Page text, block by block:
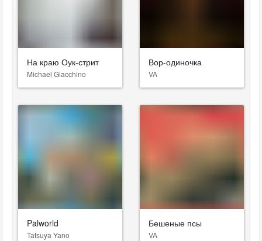
На краю Оук-стрит
Michael Giacchino
Вор-одиночка
VA
Palworld
Tatsuya Yano
Бешеные псы
VA